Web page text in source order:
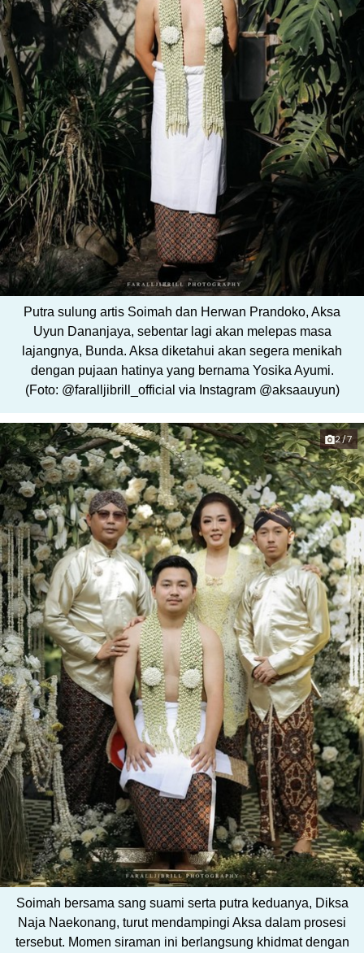
Putra sulung artis Soimah dan Herwan Prandoko, Aksa
Uyun Dananjaya, sebentar lagi akan melepas masa
lajangnya, Bunda. Aksa diketahui akan segera menikah
dengan pujaan hatinya yang bernama Yosika Ayumi.
(Foto: @faralljibrill_official via Instagram @aksaauyun)
2/7
Soimah bersama sang suami serta putra keduanya, Diksa
Naja Naekonang, turut mendampingi Aksa dalam prosesi
tersebut. Momen siraman ini berlangsung khidmat dengan